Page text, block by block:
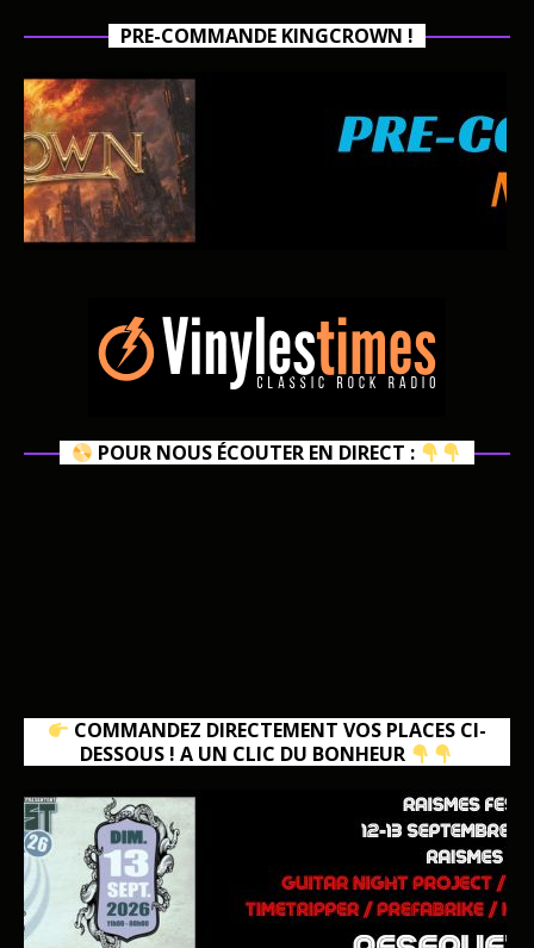
PRE-COMMANDE KINGCROWN !
POUR NOUS ÉCOUTER EN DIRECT :
COMMANDEZ DIRECTEMENT VOS PLACES CI-
DESSOUS ! A UN CLIC DU BONHEUR